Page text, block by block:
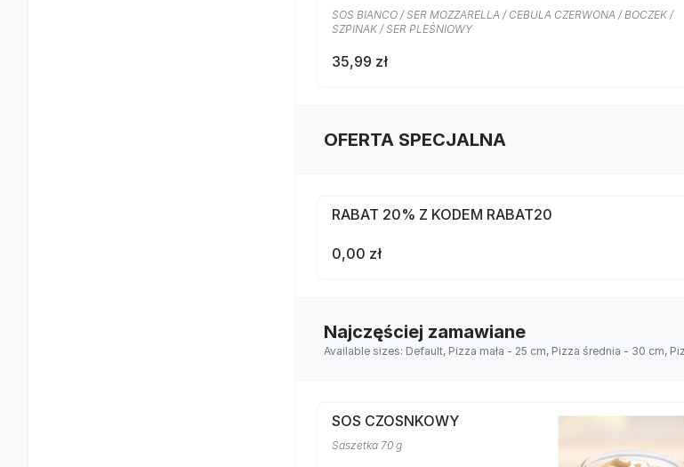
SOS BIANCO / SER MOZZARELLA / CEBULA CZERWONA / BOCZEK /
SZPINAK / SER PLEŚNIOWY
35,99 zł
OFERTA SPECJALNA
RABAT 20% Z KODEM RABAT20
0,00 zł
Najczęściej zamawiane
Available sizes: Default, Pizza mała - 25 cm, Pizza średnia - 30 cm,
SOS CZOSNKOWY
Saszetka 70 g